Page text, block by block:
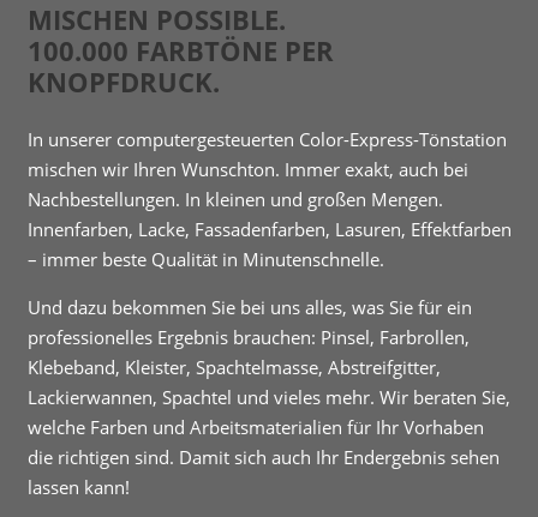
MISCHEN POSSIBLE.
100.000 FARBTÖNE PER
KNOPFDRUCK.
In unserer computergesteuerten Color-Express-Tönstation
mischen wir Ihren Wunschton. Immer exakt, auch bei
Nachbestellungen. In kleinen und großen Mengen.
Innenfarben, Lacke, Fassadenfarben, Lasuren, Effektfarben
– immer beste Qualität in Minutenschnelle.
Und dazu bekommen Sie bei uns alles, was Sie für ein
professionelles Ergebnis brauchen: Pinsel, Farbrollen,
Klebeband, Kleister, Spachtelmasse, Abstreifgitter,
Lackierwannen, Spachtel und vieles mehr. Wir beraten Sie,
welche Farben und Arbeitsmaterialien für Ihr Vorhaben
die richtigen sind. Damit sich auch Ihr Endergebnis sehen
lassen kann!